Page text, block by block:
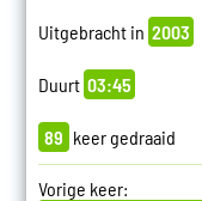
Uitgebracht in 2003
Duurt 03:45
89 keer gedraaid
Vorige keer: